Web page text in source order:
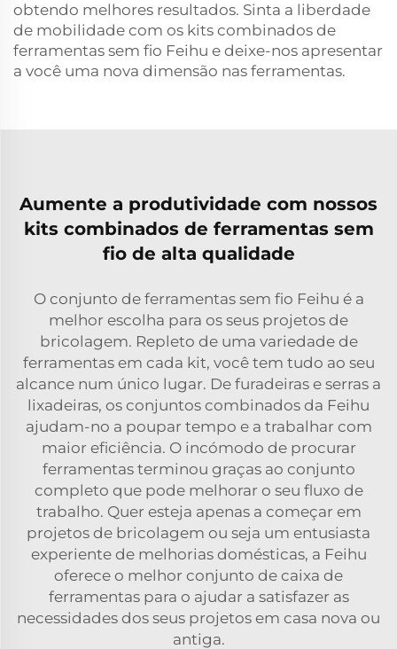
obtendo melhores resultados. Sinta a liberdade
de mobilidade com os kits combinados de
ferramentas sem fio Feihu e deixe-nos apresentar
a você uma nova dimensão nas ferramentas.
Aumente a produtividade com nossos
kits combinados de ferramentas sem
fio de alta qualidade
O conjunto de ferramentas sem fio Feihu é a
melhor escolha para os seus projetos de
bricolagem. Repleto de uma variedade de
ferramentas em cada kit, você tem tudo ao seu
alcance num único lugar. De furadeiras e serras a
lixadeiras, os conjuntos combinados da Feihu
ajudam-no a poupar tempo e a trabalhar com
maior eficiência. O incómodo de procurar
ferramentas terminou graças ao conjunto
completo que pode melhorar o seu fluxo de
trabalho. Quer esteja apenas a começar em
projetos de bricolagem ou seja um entusiasta
experiente de melhorias domésticas, a Feihu
oferece o melhor conjunto de caixa de
ferramentas para o ajudar a satisfazer as
necessidades dos seus projetos em casa nova ou
antiga.